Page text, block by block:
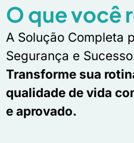
O que você
A Solução Completa
Segurança e
Transforme sua
qualidade de vida
e aprovado.